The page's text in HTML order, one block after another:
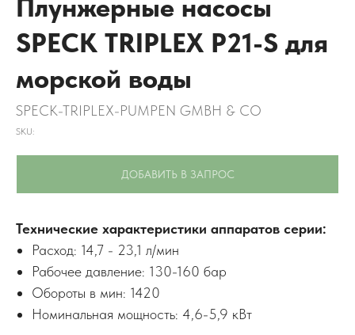
Плунжерные насосы
SPECK TRIPLEX P21-S для
морской воды
SPECK-TRIPLEX-PUMPEN GMBH & CO
SKU:
ДОБАВИТЬ В ЗАПРОС
Технические характеристики аппаратов серии:
Расход: 14,7 - 23,1 л/мин
Рабочее давление: 130-160 бар
Обороты в мин: 1420
Номинальная мощность: 4,6-5,9 кВт